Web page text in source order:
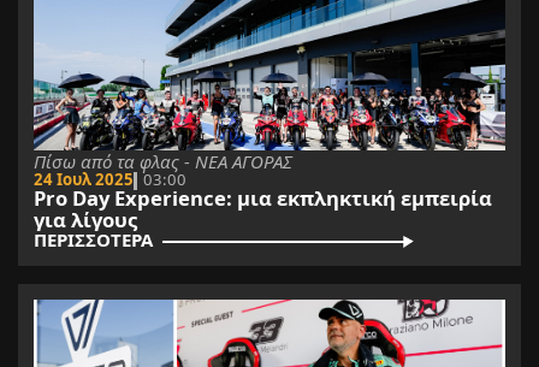
Πίσω από τα φλας - ΝΕΑ ΑΓΟΡΑΣ
24 Ιουλ 2025 03:00
Pro Day Experience: μια εκπληκτική εμπειρία
για λίγους
ΠΕΡΙΣΣΟΤΕΡΑ